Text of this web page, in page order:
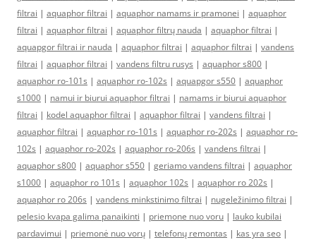
filtrai | aquaphor filtrai | aquaphor namams ir pramonei | aquaphor
filtrai | aquaphor filtrai | aquaphor filtrų nauda | aquaphor filtrai |
aquapgor filtrai ir nauda | aquaphor filtrai | aquaphor filtrai | vandens
filtrai | aquaphor filtrai | vandens filtru rusys | aquaphor s800 |
aquaphor ro-101s | aquaphor ro-102s | aquapgor s550 | aquaphor
s1000 | namui ir biurui aquaphor filtrai | namams ir biurui aquaphor
filtrai | kodel aquaphor filtrai | aquaphor filtrai | vandens filtrai |
aquaphor filtrai | aquaphor ro-101s | aquaphor ro-202s | aquaphor ro-
102s | aquaphor ro-202s | aquaphor ro-206s | vandens filtrai |
aquaphor s800 | aquaphor s550 | geriamo vandens filtrai | aquaphor
s1000 | aquaphor ro 101s | aquaphor 102s | aquaphor ro 202s |
aquaphor ro 206s | vandens minkstinimo filtrai | nugeležinimo filtrai |
pelesio kvapa galima panaikinti | priemone nuo voru | lauko kubilai
pardavimui | priemonė nuo vorų | telefonų remontas | kas yra seo |